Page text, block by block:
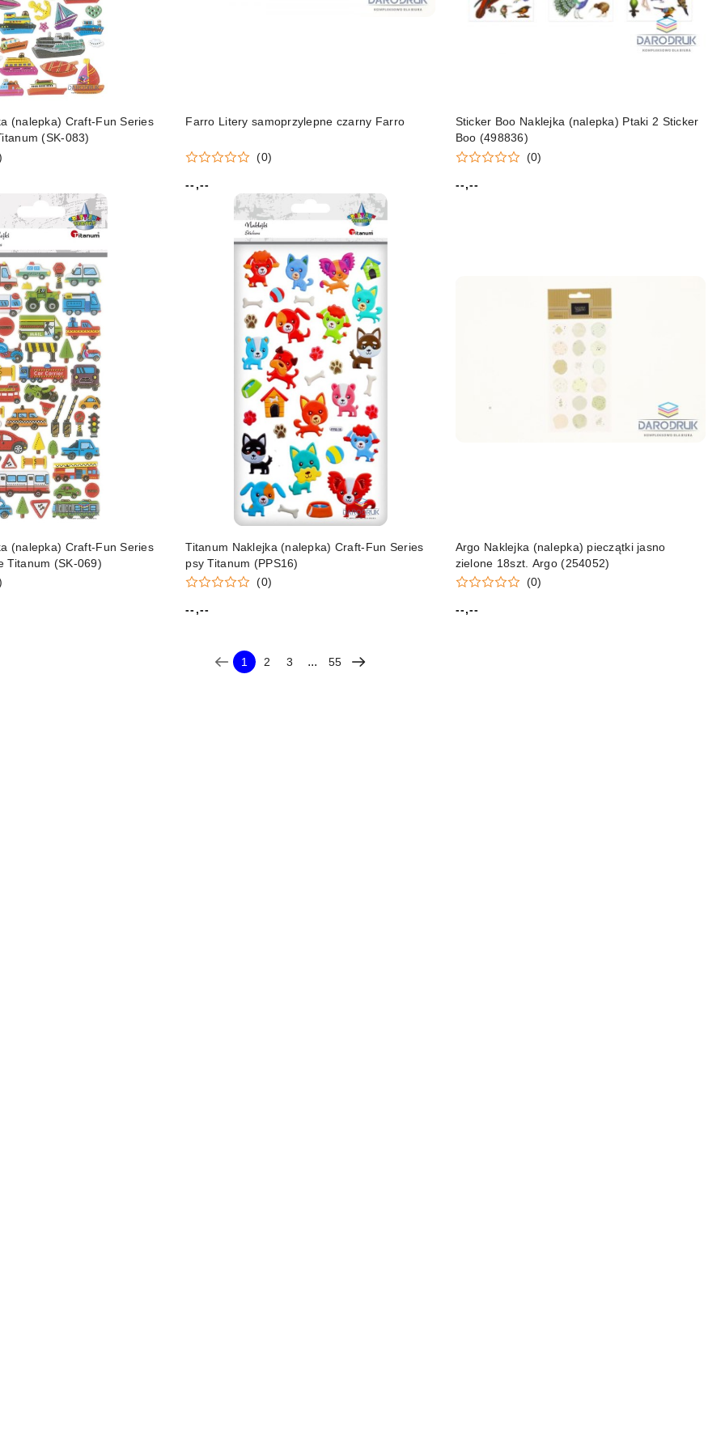
(nalepka) Craft-Fun Series
(SK-083)
Farro Litery samoprzylepne czarny Farro
(0)
Cena:
--,--
Sticker Boo Naklejka (nalepka) Ptaki 2 Sticker
Boo (498836)
(0)
Cena:
--,--
(nalepka) Craft-Fun Series
Titanum (SK-069)
Titanum Naklejka (nalepka) Craft-Fun Series
psy Titanum (PPS16)
(0)
Cena:
--,--
Argo Naklejka (nalepka) pieczątki jasno
zielone 18szt. Argo (254052)
(0)
Cena:
--,--
1 2 3 ... 55